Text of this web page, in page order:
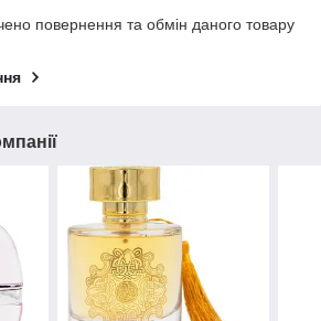
повернення та обмін даного товару